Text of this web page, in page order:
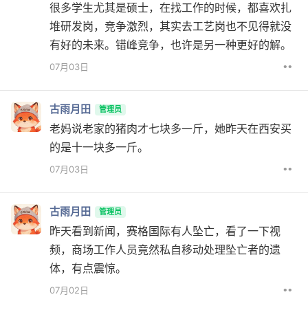
很多学生尤其是硕士，在找工作的时候，都喜欢扎
堆研发岗，竞争激烈，其实去工艺岗也不见得就没
有好的未来。错峰竞争，也许是另一种更好的解。
07月03日 ••
古雨月田 管理员
老妈说老家的猪肉才七块多一斤，她昨天在西安买
的是十一块多一斤。
07月03日 ••
古雨月田 管理员
昨天看到新闻，赛格国际有人坠亡，看了一下视
频，商场工作人员竟然私自移动处理坠亡者的遗
体，有点震惊。
07月02日 ••